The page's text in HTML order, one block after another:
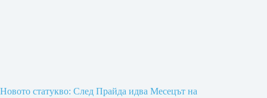
Новото статукво: След Прайда идва Месецът на